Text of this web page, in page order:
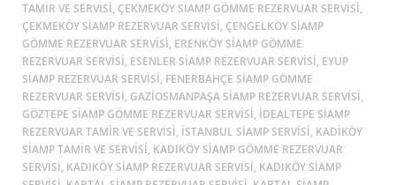
TAMIR VE SERVISI, ÇEKMEKÖY SIAMP GÖMME REZERVUAR SERVISI,
ÇEKMEKÖY SIAMP REZERVUAR SERVISI, ÇENGELKÖY SIAMP
GÖMME REZERVUAR SERVISI, ERENKÖY SIAMP GÖMME
REZERVUAR SERVISI, ESENLER SIAMP REZERVUAR SERVISI, EYUP
SIAMP REZERVUAR SERVISI, FENERBAHÇE SIAMP GÖMME
REZERVUAR SERVISI, GAZIOSMANPAŞA SIAMP REZERVUAR SERVISI,
GÖZTEPE SIAMP GÖMME REZERVUAR SERVISI, İDEALTEPE SIAMP
REZERVUAR TAMIR VE SERVISI, ISTANBUL SIAMP SERVISI, KADİKÖY
SIAMP TAMIR VE SERVISI, KADIKÖY SIAMP GÖMME REZERVUAR
SERVISI, KADIKÖY SIAMP REZERVUAR SERVISI, KADIKÖY SIAMP